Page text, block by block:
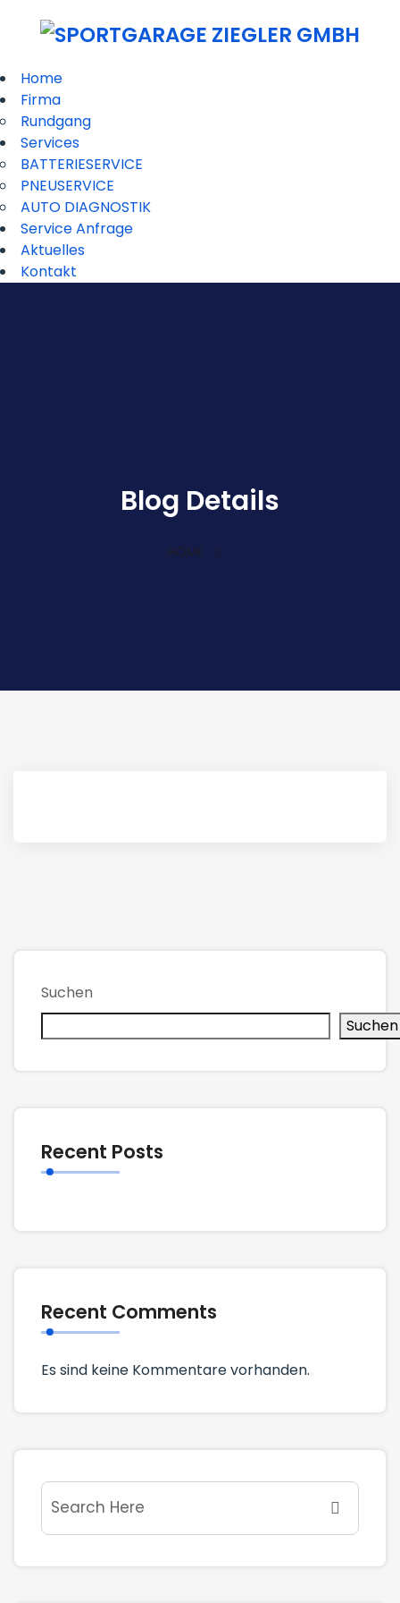
Home
Firma
Rundgang
Services
BATTERIESERVICE
PNEUSERVICE
AUTO DIAGNOSTIK
Service Anfrage
Aktuelles
Kontakt
Blog Details
HOME
Suchen
Suchen
Recent Posts
Recent Comments
Es sind keine Kommentare vorhanden.